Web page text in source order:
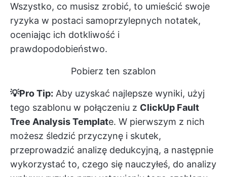
Wszystko, co musisz zrobić, to umieścić swoje
ryzyka w postaci samoprzylepnych notatek,
oceniając ich dotkliwość i
prawdopodobieństwo.
Pobierz ten szablon
💡Pro Tip: Aby uzyskać najlepsze wyniki, użyj
tego szablonu w połączeniu z ClickUp Fault
Tree Analysis Template. W pierwszym z nich
możesz śledzić przyczynę i skutek,
przeprowadzić analizę dedukcyjną, a następnie
wykorzystać to, czego się nauczyłeś, do analizy